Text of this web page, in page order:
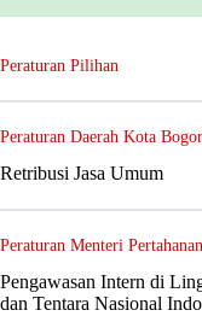
Peraturan Pilihan
Peraturan Daerah Kota
Retribusi Jasa Umum
Peraturan Menteri
Pengawasan Intern di
dan Tentara Nasional